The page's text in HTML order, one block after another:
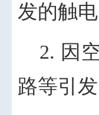
发的触
2. 因
路等引